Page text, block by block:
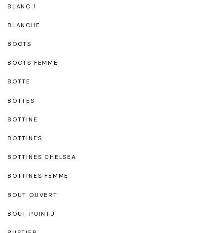
BLANC 1
BLANCHE
BOOTS
BOOTS FEMME
BOTTE
BOTTES
BOTTINE
BOTTINES
BOTTINES CHELSEA
BOTTINES FEMME
BOUT OUVERT
BOUT POINTU